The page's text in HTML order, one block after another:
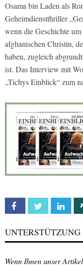
Osama bin Laden als
Geheimdienstthriller
wenn die Geschichte
afghanischen Christin,
haben, zugleich
ist. Das Interview mit
„Tichys Einblick“ zum
Facebook Twitter
UNTERSTÜTZUNG
Wenn Ihnen unser